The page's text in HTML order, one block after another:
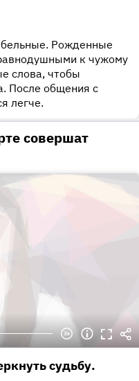
Рожденные
к чужому
слова, чтобы
После общения с
легче.
совершат
судьбу.